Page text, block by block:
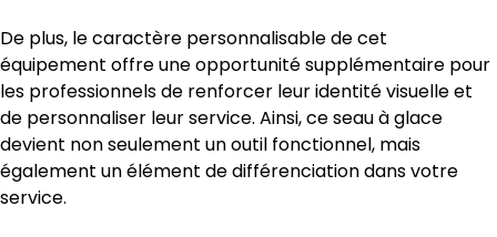
De plus, le caractère personnalisable de cet
équipement offre une opportunité supplémentaire pour
les professionnels de renforcer leur identité visuelle et
de personnaliser leur service. Ainsi, ce seau à glace
devient non seulement un outil fonctionnel, mais
également un élément de différenciation dans votre
service.